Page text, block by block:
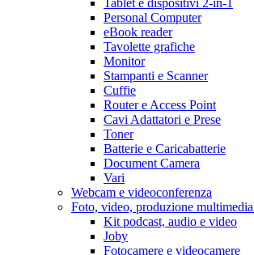
Personal Computer
eBook reader
Tavolette grafiche
Monitor
Stampanti e Scanner
Cuffie
Router e Access Point
Cavi Adattatori e Prese
Toner
Batterie e Caricabatterie
Document Camera
Vari
Webcam e videoconferenza
Foto, video, produzione
Kit podcast, audio e video
Joby
Fotocamere e videocamere